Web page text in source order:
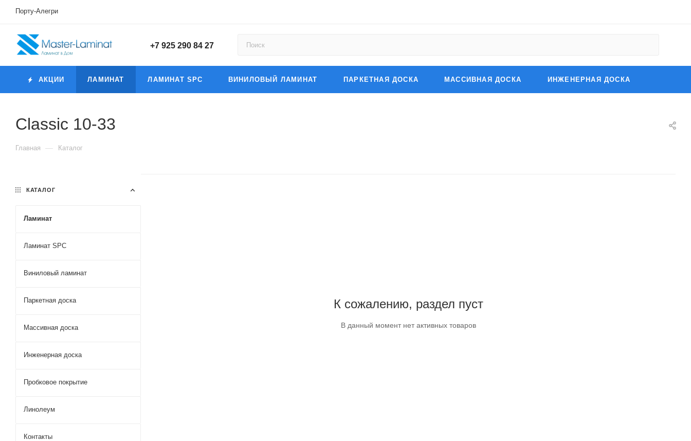
Порту-Алегри
+7 925 290 84 27
АКЦИИ ЛАМИНАТ ЛАМИНАТ SPC ВИНИЛОВЫЙ ЛАМИНАТ ПАРКЕТНАЯ ДОСКА МАССИВНАЯ ДОСКА ИНЖЕНЕРНАЯ ДОСКА
Classic 10-33
Главная — Каталог
К сожалению, раздел пуст
В данный момент нет активных товаров
КАТАЛОГ
Ламинат
Ламинат SPC
Виниловый ламинат
Паркетная доска
Массивная доска
Инженерная доска
Пробковое покрытие
Линолеум
Контакты